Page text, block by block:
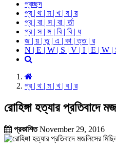
প্রচ্ছদ
প্র | থ | ম | খ | ব | র
প্র | বা | স | বা | র্তা
প্র | স | ঙ্গ | বি | বি | ধ
জ | য় | তু | এ | কা | ত্ত | র
N | E | W | S | V | I | E | W |
প্র | থ | ম | খ | ব | র
রোহিঙ্গা হত্যার প্রতিবাদে
প্রকাশিতNovember 29, 2016